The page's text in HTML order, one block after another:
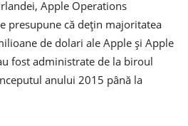
Apple Operations
presupune că dețin majoritatea
de dolari ale Apple și Apple
fost administrate de la biroul
anului 2015 până la